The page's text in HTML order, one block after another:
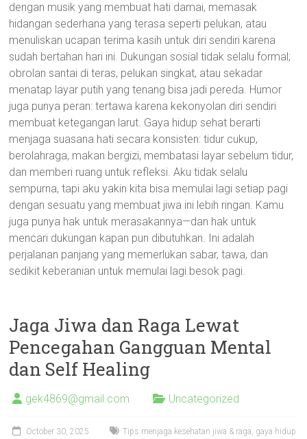
dengan musik yang membuat hati damai, memasak
hidangan sederhana yang terasa seperti pelukan, atau
menuliskan ucapan terima kasih untuk diri sendiri karena
sudah bertahan hari ini. Dukungan sosial tidak selalu formal;
obrolan santai di teras, pelukan singkat, atau sekadar
menatap layar putih yang tenang bisa jadi pereda. Humor
juga punya peran: tertawa karena kekonyolan diri sendiri
membuat ketegangan larut. Gaya hidup sehat berarti
menjaga suasana hati secara konsisten: tidur cukup,
berolahraga, makan bergizi, membatasi layar sebelum tidur,
dan memberi ruang untuk refleksi. Aku tidak selalu
sempurna, tapi aku yakin kita bisa memulai lagi setiap pagi
dengan sesuatu yang membuat jiwa ini lebih ringan. Kamu
juga punya hak untuk merasakannya—dan hak untuk
mencari dukungan kapan pun dibutuhkan. Ini adalah
perjalanan panjang yang memerlukan sabar, tawa, dan
sedikit keberanian untuk memulai lagi besok pagi.
Jaga Jiwa dan Raga Lewat
Pencegahan Gangguan Mental
dan Self Healing
gek4869@gmail.com Uncategorized
October 30, 2025
Tips menjaga kesehatan jiwa & raga, gaya hidup